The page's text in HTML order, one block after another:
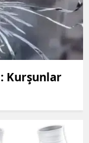
Kurşunlar